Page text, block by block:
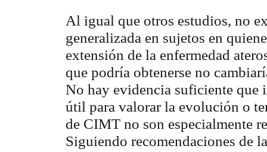
Al igual que otros estudios, no
generalizada en sujetos en
extensión de la enfermedad
que podría obtenerse no
No hay evidencia suficiente que
útil para valorar la evolución o
de CIMT no son especialmente
Siguiendo recomendaciones de